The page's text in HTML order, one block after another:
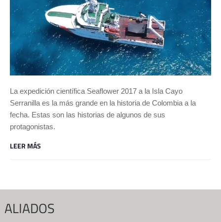
La expedición científica Seaflower 2017 a la Isla Cayo
Serranilla es la más grande en la historia de Colombia a la
fecha. Estas son las historias de algunos de sus
protagonistas.
LEER MÁS
ALIADOS